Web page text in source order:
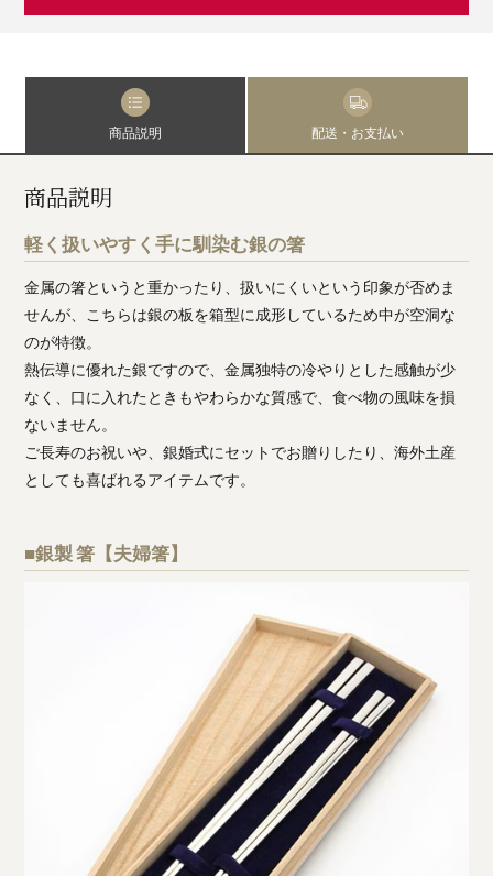
商品説明 配送・お支払い
商品説明
軽く扱いやすく手に馴染む銀の箸
金属の箸というと重かったり、扱いにくいという印象が否めま
せんが、こちらは銀の板を箱型に成形しているため中が空洞な
のが特徴。
熱伝導に優れた銀ですので、金属独特の冷やりとした感触が少
なく、口に入れたときもやわらかな質感で、食べ物の風味を損
ないません。
ご長寿のお祝いや、銀婚式にセットでお贈りしたり、海外土産
としても喜ばれるアイテムです。
■銀製 箸【夫婦箸】